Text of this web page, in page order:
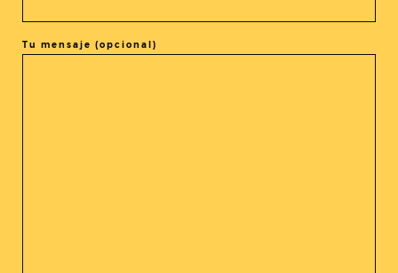
Tu mensaje (opcional)